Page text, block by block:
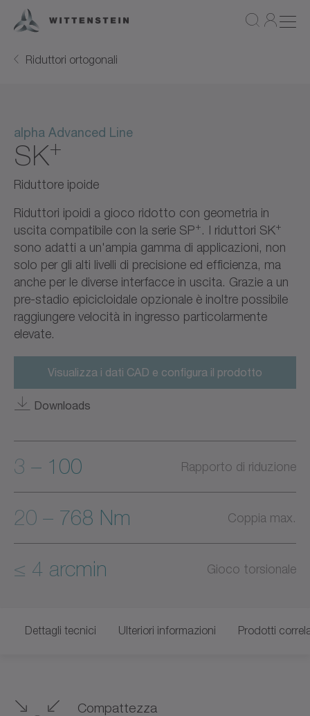
Riduttori ortogonali
alpha Advanced Line
SK+
Riduttore ipoide
Riduttori ipoidi a gioco ridotto con geometria in
uscita compatibile con la serie SP+. I riduttori SK+
sono adatti a un'ampia gamma di applicazioni, non
solo per gli alti livelli di precisione ed efficienza, ma
anche per le diverse interfacce in uscita. Grazie a un
pre-stadio epicicloidale opzionale è inoltre possibile
raggiungere velocità in ingresso particolarmente
elevate.
Visualizza i dati CAD e configura il prodotto
Downloads
3 – 100 Rapporto di riduzione
20 – 768 Nm Coppia max.
≤ 4 arcmin Gioco torsionale
Dettagli tecnici Ulteriori informazioni Prodotti
Compattezza